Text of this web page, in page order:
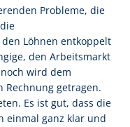
Probleme, die
Löhnen entkoppelt
den Arbeitsmarkt
wird dem
Rechnung getragen.
Es ist gut, dass die
einmal ganz klar und